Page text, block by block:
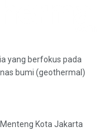
yang berfokus pada
bumi (geothermal)
Kota Jakarta